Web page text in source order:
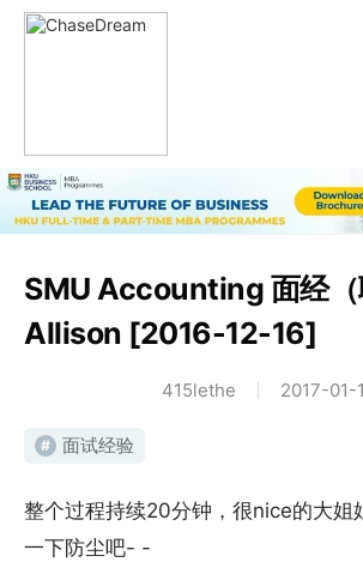
SMU Accounting 面经
Allison [2016-12-16]
415lethe 2017-01-
# 面试经验
整个过程持续20分钟，很nice的大
一下防尘吧- -